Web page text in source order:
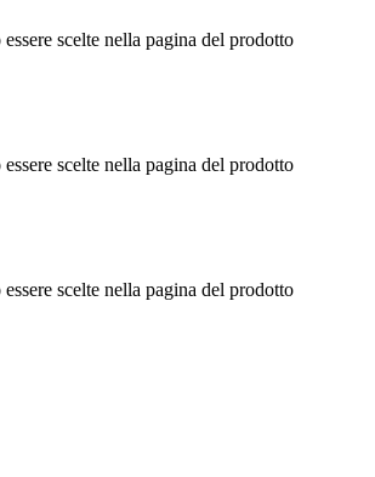
scelte nella pagina del prodotto
scelte nella pagina del prodotto
scelte nella pagina del prodotto